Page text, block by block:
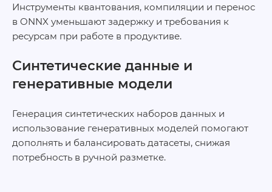
Инструменты квантования, компиляции и перенос
в ONNX уменьшают задержку и требования к
ресурсам при работе в продуктиве.
Синтетические данные и
генеративные модели
Генерация синтетических наборов данных и
использование генеративных моделей помогают
дополнять и балансировать датасеты, снижая
потребность в ручной разметке.